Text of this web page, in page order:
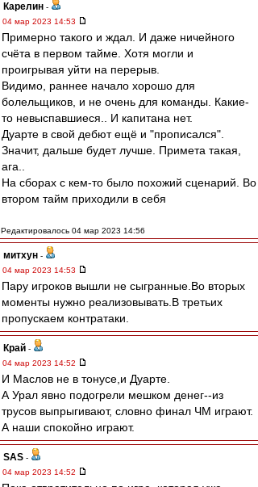
Карелин -
04 мар 2023 14:53
Примерно такого и ждал. И даже ничейного
счёта в первом тайме. Хотя могли и
проигрывая уйти на перерыв.
Видимо, раннее начало хорошо для
болельщиков, и не очень для команды. Какие-
то невыспавшиеся.. И капитана нет.
Дуарте в свой дебют ещё и "прописался".
Значит, дальше будет лучше. Примета такая,
ага..
На сборах с кем-то было похожий сценарий. Во
втором тайм приходили в себя
Редактировалось 04 мар 2023 14:56
митхун -
04 мар 2023 14:53
Пару игроков вышли не сыгранные.Во вторых
моменты нужно реализовывать.В третьих
пропускаем контратаки.
Край -
04 мар 2023 14:52
И Маслов не в тонусе,и Дуарте.
А Урал явно подогрели мешком денег--из
трусов выпрыгивают, словно финал ЧМ играют.
А наши спокойно играют.
SAS -
04 мар 2023 14:52